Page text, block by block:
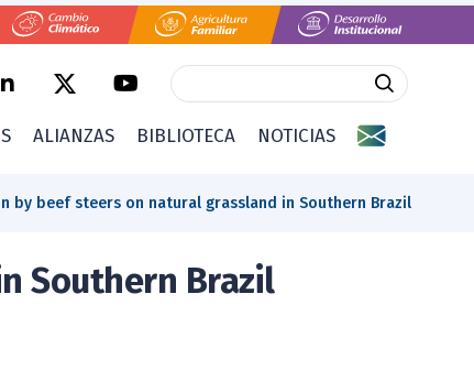
ALIANZAS BIBLIOTECA NOTICIAS
by beef steers on natural grassland in Southern Brazil
Southern Brazil